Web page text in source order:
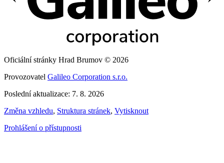
Oficiální stránky Hrad Brumov © 2026
Provozovatel Galileo Corporation s.r.o.
Poslední aktualizace: 7. 8. 2026
Změna vzhledu, Struktura stránek, Vytisknout
Prohlášení o přístupnosti